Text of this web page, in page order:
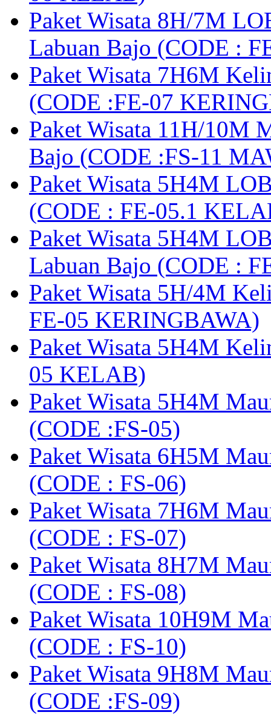
Paket Wisata 8H/7M
Labuan Bajo (CODE :
Paket Wisata 7H6M
(CODE :FE-07
Paket Wisata 11H/10M
Bajo (CODE :FS-11
Paket Wisata 5H4M
(CODE : FE-05.1
Paket Wisata 5H4M
Labuan Bajo (CODE :
Paket Wisata 5H/4M
FE-05 KERINGBAWA)
Paket Wisata 5H4M
05 KELAB)
Paket Wisata 5H4M
(CODE :FS-05)
Paket Wisata 6H5M
(CODE : FS-06)
Paket Wisata 7H6M
(CODE : FS-07)
Paket Wisata 8H7M
(CODE : FS-08)
Paket Wisata 10H9M
(CODE : FS-10)
Paket Wisata 9H8M
(CODE :FS-09)